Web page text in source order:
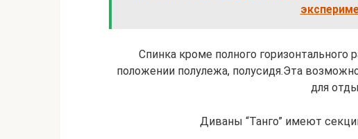
Спинка кроме полного
положении полулежа, полусидя.Эта
для
Диваны “Танго” имеют